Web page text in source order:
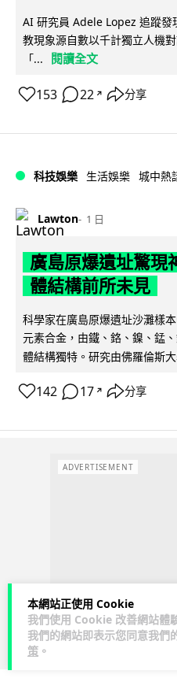
本網站正使用 Cookie
我們使用 Cookie 改善網站體
我們的網站即表示您同意我們
策 。
AI 研究員 Adele Lopez 追蹤
教現象源自數以千計獨立人機
「...
閱讀全文
153 22 ↗ 分享
科技娛樂 生活娛樂 城中熱
Lawton 1 日
廣島原爆遺址驚現
體結構前所未見
科學家在廣島原爆遺址沙灘樣
元素合金，由鐵、鉻、鎳、錳
體結構獨特。研究由佛羅倫斯
142 17 ↗ 分享
ADVERTISEMENT